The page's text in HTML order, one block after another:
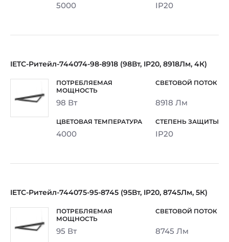
5000 IP20
IETC-Ритейл-744074-98-8918 (98Вт, IP20, 8918Лм, 4К)
98 Вт 8918 Лм
4000 IP20
IETC-Ритейл-744075-95-8745 (95Вт, IP20, 8745Лм, 5К)
95 Вт 8745 Лм